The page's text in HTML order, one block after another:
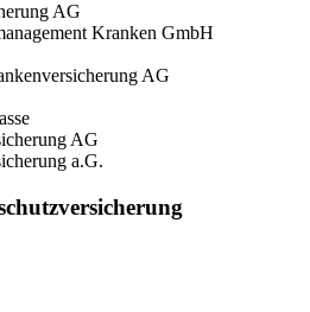
AG
Kranken GmbH
AG
AG
a.G.